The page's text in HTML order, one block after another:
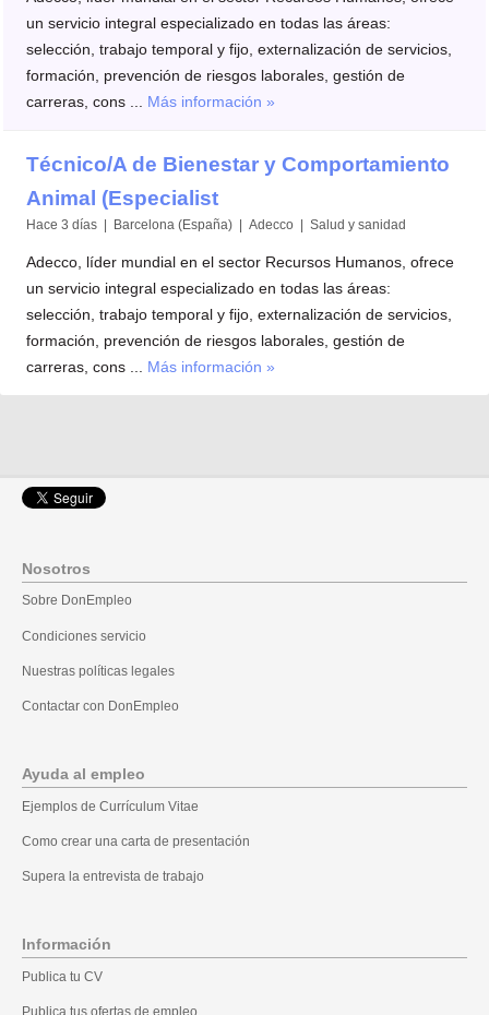
un servicio integral especializado en todas las áreas:
selección, trabajo temporal y fijo, externalización de servicios,
formación, prevención de riesgos laborales, gestión de
carreras, cons ... Más información »
Técnico/A de Bienestar y Comportamiento
Animal (Especialist
Hace 3 días | Barcelona (España) | Adecco | Salud y sanidad
Adecco, líder mundial en el sector Recursos Humanos, ofrece
un servicio integral especializado en todas las áreas:
selección, trabajo temporal y fijo, externalización de servicios,
formación, prevención de riesgos laborales, gestión de
carreras, cons ... Más información »
Nosotros
Sobre DonEmpleo
Condiciones servicio
Nuestras políticas legales
Contactar con DonEmpleo
Ayuda al empleo
Ejemplos de Currículum Vitae
Como crear una carta de presentación
Supera la entrevista de trabajo
Información
Publica tu CV
Publica tus ofertas de empleo